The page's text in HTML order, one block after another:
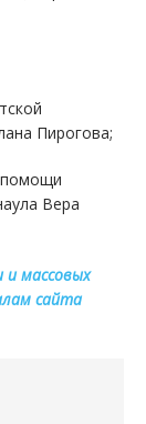
Пирогова;
Вера
и массовых
сайта